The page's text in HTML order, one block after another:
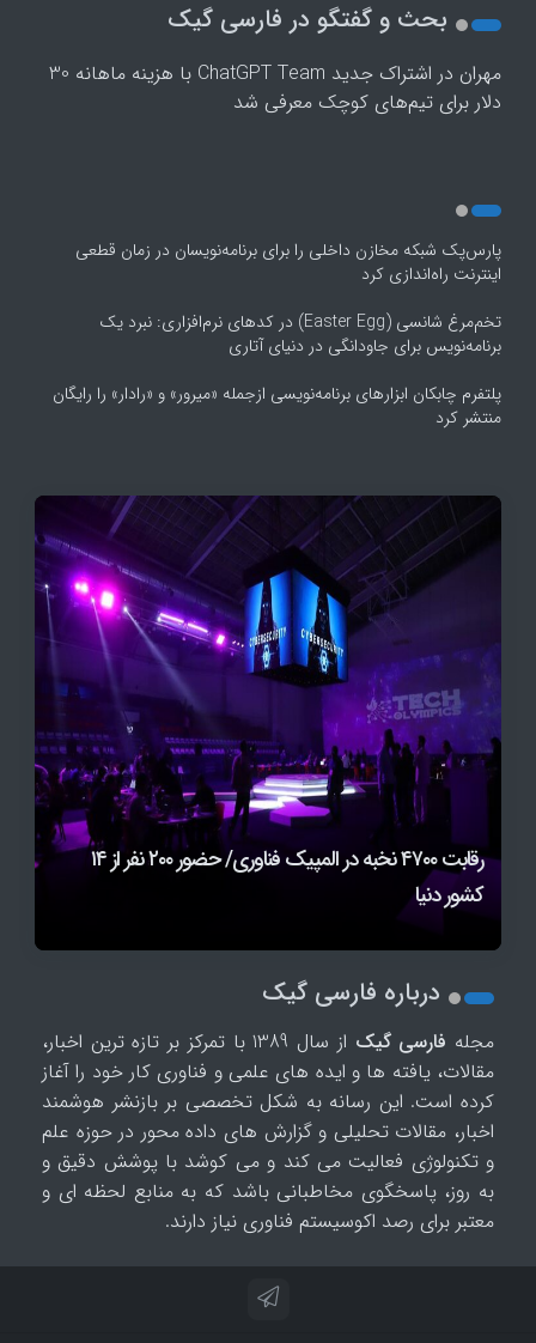
بحث و گفتگو در فارسی گیک
مهران در
اشتراک جدید ChatGPT Team با هزینه ماهانه 30
دلار برای تیم‌های کوچک معرفی شد
پارس‌پک شبکه مخازن داخلی را برای برنامه‌نویسان در زمان قطعی
اینترنت راه‌اندازی کرد
تخم‌مرغ شانسی (Easter Egg) در کدهای نرم‌افزاری: نبرد یک
برنامه‌نویس برای جاودانگی در دنیای آتاری
پلتفرم چابکان ابزارهای برنامه‌نویسی ازجمله «میرور» و «رادار» را رایگان
منتشر کرد
رقابت ۴۷۰۰ نخبه در المپیک فناوری/ حضور ۲۰۰ نفر از ۱۴
کشور دنیا
ثبت‌نام رقابت بزرگ المپیک فناوری ۲۰۲۶ آغاز شد
اولین گجت OpenAI احتمالاً یک اسپیکر دونات‌شکل با
قیمت ۳۰۰ تا ۴۰۰ دلار خواهد بود
محدودیت چت متنی در ChatGPT برای کاربران رایگان
حذف شد
درباره فارسی گیک
مجله فارسی گیک
از سال 1389 با تمرکز بر تازه ترین اخبار،
مقالات، یافته ها و ایده های علمی و فناوری کار خود را آغاز
کرده است. این رسانه به شکل تخصصی بر بازنشر هوشمند
اخبار، مقالات تحلیلی و گزارش های داده محور در حوزه علم
و تکنولوژی فعالیت می کند و می کوشد با پوشش دقیق و
به روز، پاسخگوی مخاطبانی باشد که به منابع لحظه ای و
معتبر برای رصد اکوسیستم فناوری نیاز دارند.